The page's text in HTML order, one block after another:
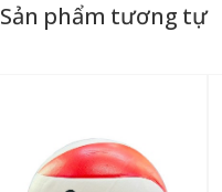
Sản phẩm tương tự